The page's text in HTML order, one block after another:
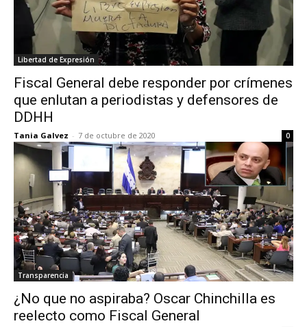
Libertad de Expresión
Fiscal General debe responder por crímenes
que enlutan a periodistas y defensores de
DDHH
Tania Galvez - 7 de octubre de 2020 0
Transparencia
¿No que no aspiraba? Oscar Chinchilla es
reelecto como Fiscal General